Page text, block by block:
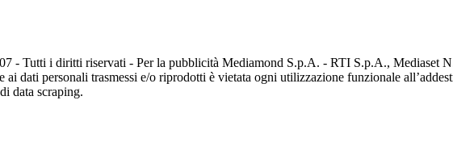
- Tutti i diritti riservati - Per la pubblicità Mediamond S.p.A. - RTI S.p.A., Mediaset
ai dati personali trasmessi e/o riprodotti è vietata ogni utilizzazione funzionale
data scraping.